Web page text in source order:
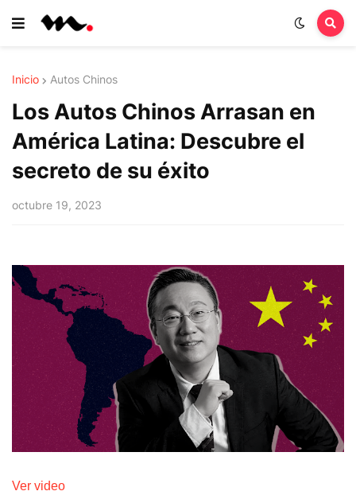
Inicio Autos Chinos
Los Autos Chinos Arrasan en
América Latina: Descubre el
secreto de su éxito
octubre 19, 2023
Ver video